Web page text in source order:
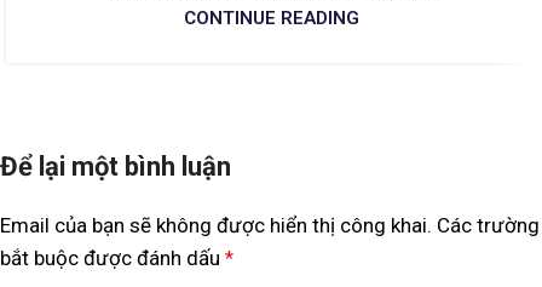
CONTINUE READING
Để lại một bình luận
Email của bạn sẽ không được hiển thị công khai. Các trường
bắt buộc được đánh dấu *